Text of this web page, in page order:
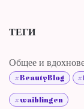
ТЕГИ
Общее и
#BeautyBlog
#waiblingen